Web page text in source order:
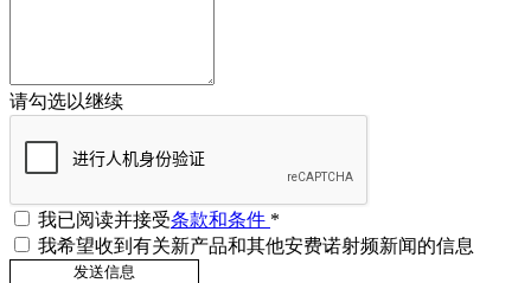
请勾选以继续
我已阅读并接受条款和条件 *
我希望收到有关新产品和其他安费诺射频新闻的信息